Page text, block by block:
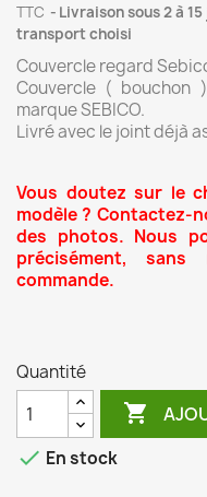
TTC
Livraison sous 2 à
transport choisi
Couvercle regard
Couvercle ( bouchon
marque SEBICO.
Livré avec le joint déjà
Vous doutez sur le
modèle ? Contactez-
des photos. Nous
précisément,
commande.
Quantité

 En stock